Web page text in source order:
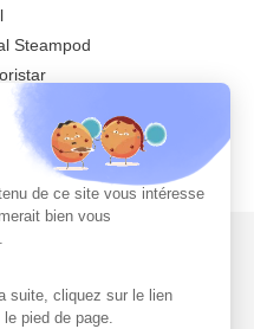
Steampod
2200watts
T CUSTOM
à notre